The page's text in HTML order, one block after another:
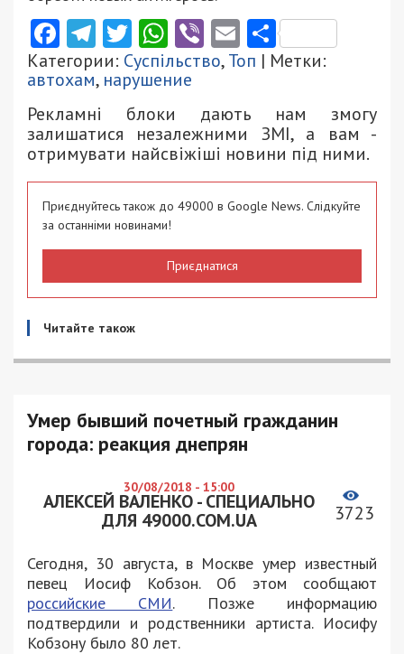
Facebook
Telegram
Twitter
WhatsApp
ViberEmail
Категории: Суспільство,Топ | Метки:
автохам, нарушение
Рекламні блоки дають нам змогу
залишатися незалежними ЗМІ, а вам -
отримувати найсвіжіші новини під ними.
Приєднуйтесь також до 49000 в Google News. Слідкуйте
за останніми новинами!
Приєднатися
Читайте також
Умер бывший почетный гражданин
города: реакция днепрян
30/08/2018 - 15:00
АЛЕКСЕЙ ВАЛЕНКО - СПЕЦИАЛЬНО
ДЛЯ 49000.COM.UA
3723
Сегодня, 30 августа, в Москве умер известный
певец Иосиф Кобзон. Об этом сообщают
российские СМИ. Позже информацию
подтвердили и родственники артиста. Иосифу
Кобзону было 80 лет.